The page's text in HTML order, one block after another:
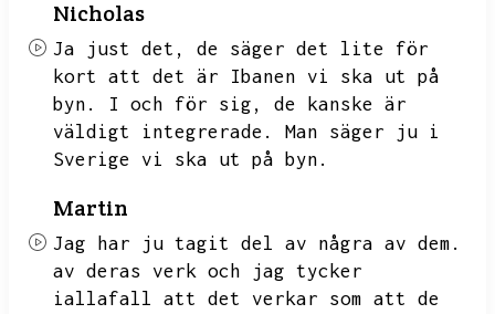
Nicholas
Ja just det,
de säger det lite för
kort att det är Ibanen vi ska ut på
byn.
I och för sig,
de kanske är
väldigt integrerade.
Man säger ju i
Sverige vi ska ut på byn.
Martin
Jag har ju tagit del av några av dem.
av deras verk och jag tycker
iallafall att det verkar som att de